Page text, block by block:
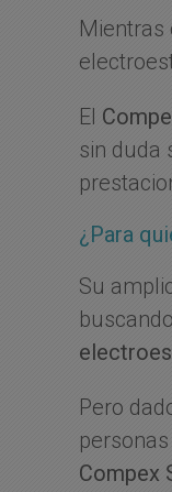
Mientras
El
sin duda
¿Para
Su
Pero
Compex